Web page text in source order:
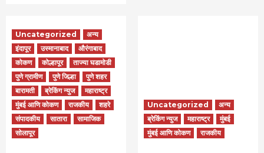
Uncategorized
अन्य
इंदापूर
उस्मानाबाद
औरंगाबाद
कोकण
कोल्हापूर
ताज्या घडामोडी
पुणे ग्रामीण
पुणे जिल्हा
पुणे शहर
बारामती
ब्रेकिंग न्युज
महाराष्ट्र
मुंबई आणि कोकण
राजकीय
शहरे
संपादकीय
सातारा
सामाजिक
सोलापूर
Uncategorized
अन्य
ब्रेकिंग न्युज
महाराष्ट्र
मुंबई
मुंबई आणि कोकण
राजकीय